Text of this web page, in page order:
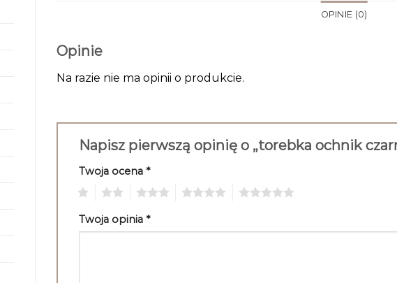
OPINIE (0)
Opinie
Na razie nie ma opinii o produkcie.
Napisz pierwszą opinię o „torebka ochnik
Twoja ocena *
Twoja opinia *